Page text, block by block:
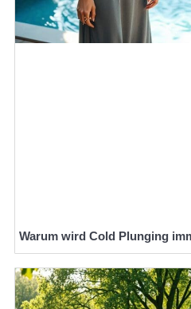
Warum wird Cold Plunging